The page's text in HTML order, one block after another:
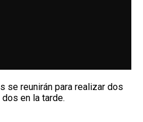
se reunirán para realizar dos
en la tarde.